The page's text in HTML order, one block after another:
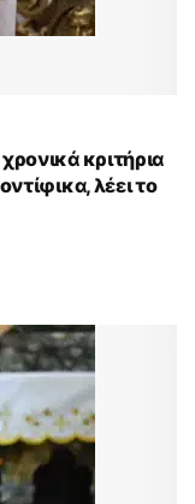
κριτήρια
λέει το